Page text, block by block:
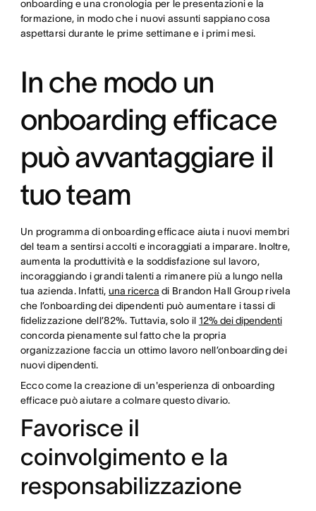
onboarding e una cronologia per le presentazioni e la
formazione, in modo che i nuovi assunti sappiano cosa
aspettarsi durante le prime settimane e i primi mesi.
In che modo un
onboarding efficace
può avvantaggiare il
tuo team
Un programma di onboarding efficace aiuta i nuovi membri
del team a sentirsi accolti e incoraggiati a imparare. Inoltre,
aumenta la produttività e la soddisfazione sul lavoro,
incoraggiando i grandi talenti a rimanere più a lungo nella
tua azienda. Infatti, una ricerca di Brandon Hall Group rivela
che l’onboarding dei dipendenti può aumentare i tassi di
fidelizzazione dell’82%. Tuttavia, solo il 12% dei dipendenti
concorda pienamente sul fatto che la propria
organizzazione faccia un ottimo lavoro nell’onboarding dei
nuovi dipendenti.
Ecco come la creazione di un'esperienza di onboarding
efficace può aiutare a colmare questo divario.
Favorisce il
coinvolgimento e la
responsabilizzazione